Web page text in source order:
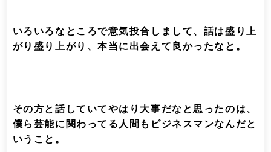
いろいろなところで意気投合しまして、話は盛り上
がり盛り上がり、本当に出会えて良かったなと。
その方と話していてやはり大事だなと思ったのは、
僕ら芸能に関わってる人間もビジネスマンなんだと
いうこと。